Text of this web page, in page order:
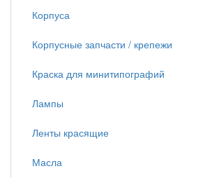
Корпуса
Корпусные запчасти / крепежи
Краска для минитипографий
Лампы
Ленты красящие
Масла